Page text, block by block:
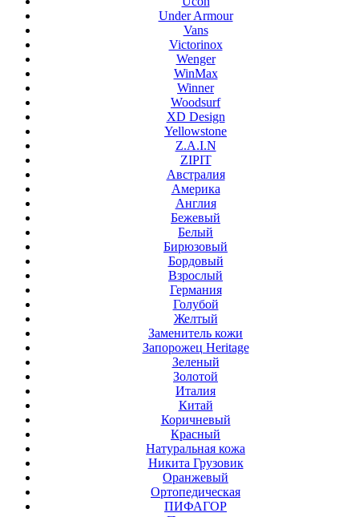
Under Armour
Vans
Victorinox
Wenger
WinMax
Winner
Woodsurf
XD Design
Yellowstone
Z.A.I.N
ZIPIT
Австралия
Америка
Англия
Бежевый
Белый
Бирюзовый
Бордовый
Взрослый
Германия
Голубой
Желтый
Заменитель кожи
Запорожец Heritage
Зеленый
Золотой
Италия
Китай
Коричневый
Красный
Натуральная кожа
Никита Грузовик
Оранжевый
Ортопедическая
ПИФАГОР